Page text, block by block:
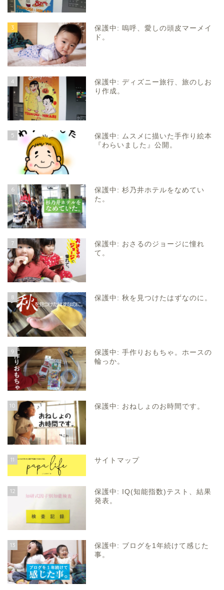
3
保護中: 嗚呼、愛しの頭皮マーメイ
ド。
4
保護中: ディズニー旅行、旅のしお
り作成。
5
保護中: ムスメに描いた手作り絵本
『わらいました』公開。
6
保護中: 杉乃井ホテルをなめてい
た。
7
保護中: おさるのジョージに憧れ
て。
8 保護中: 秋を見つけたはずなのに。
9
保護中: 手作りおもちゃ。ホースの
輪っか。
10 保護中: おねしょのお時間です。
11 サイトマップ
12
保護中: IQ(知能指数)テスト、結果
発表。
13
保護中: ブログを1年続けて感じた
事。